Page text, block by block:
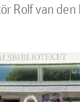
Rolf van den